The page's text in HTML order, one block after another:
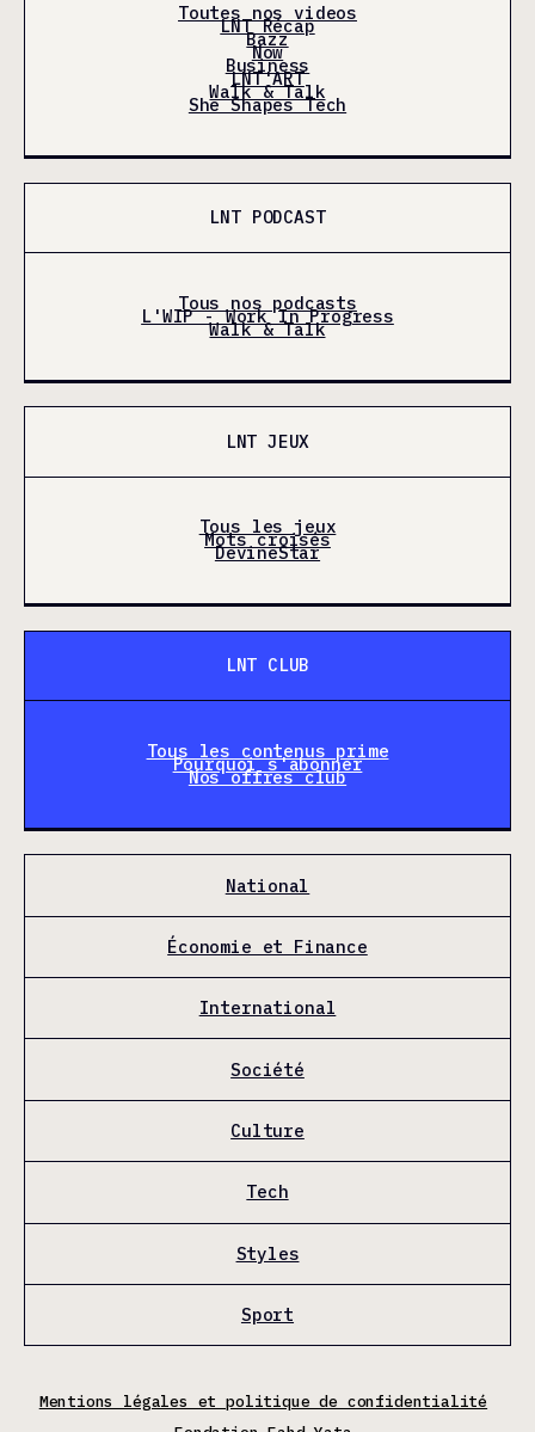
Toutes nos videos
LNT Récap
Bazz
Now
Business
LNT'ART
Walk & Talk
She Shapes Tech
LNT PODCAST
Tous nos podcasts
L'WIP - Work In Progress
Walk & Talk
LNT JEUX
Tous les jeux
Mots croisés
DevineStar
LNT CLUB
Tous les contenus prime
Pourquoi s'abonner
Nos offres club
National
Économie et Finance
International
Société
Culture
Tech
Styles
Sport
Mentions légales et politique de confidentialité